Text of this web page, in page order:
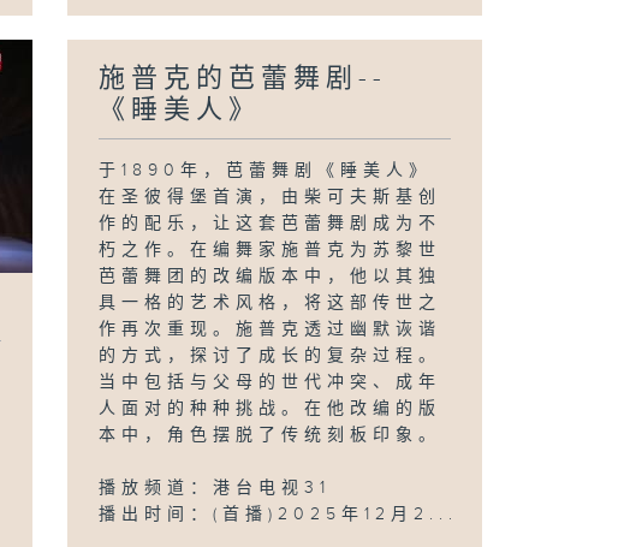
施普克的芭蕾舞剧--
《睡美人》
于1890年，芭蕾舞剧《睡美人》
在圣彼得堡首演，由柴可夫斯基创
作的配乐，让这套芭蕾舞剧成为不
朽之作。在编舞家施普克为苏黎世
芭蕾舞团的改编版本中，他以其独
具一格的艺术风格，将这部传世之
作再次重现。施普克透过幽默诙谐
的方式，探讨了成长的复杂过程。
当中包括与父母的世代冲突、成年
人面对的种种挑战。在他改编的版
本中，角色摆脱了传统刻板印象。
播放频道：港台电视31
播出时间：(首播)2025年12月2...